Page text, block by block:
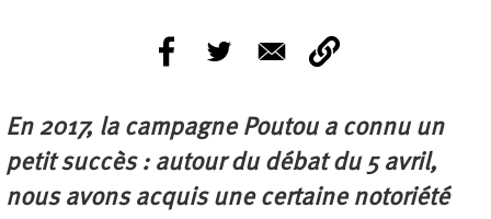
En 2017, la campagne Poutou a connu un
petit succès : autour du débat du 5 avril,
nous avons acquis une certaine notoriété